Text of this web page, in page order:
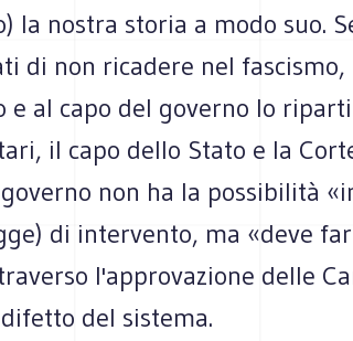
la nostra storia a modo suo.
di non ricadere nel
e al capo del governo lo
il capo dello Stato e la
non ha la possibilità
di intervento, ma «deve
l'approvazione delle
del sistema.